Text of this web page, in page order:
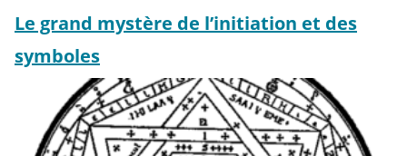
Le grand mystère de l’initiation et des
symboles